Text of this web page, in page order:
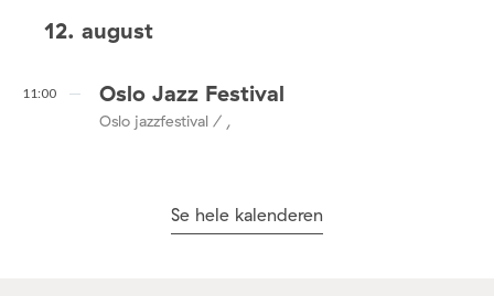
12. august
11:00 Oslo Jazz Festival
Oslo jazzfestival / ,
Se hele kalenderen